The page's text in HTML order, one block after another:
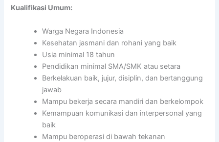
Kualifikasi Umum:
Warga Negara Indonesia
Kesehatan jasmani dan rohani yang baik
Usia minimal 18 tahun
Pendidikan minimal SMA/SMK atau setara
Berkelakuan baik, jujur, disiplin, dan bertanggung
jawab
Mampu bekerja secara mandiri dan berkelompok
Kemampuan komunikasi dan interpersonal yang
baik
Mampu beroperasi di bawah tekanan